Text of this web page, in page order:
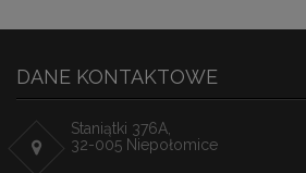
DANE KONTAKTOWE
Staniątki 376A,
32-005 Niepołomice